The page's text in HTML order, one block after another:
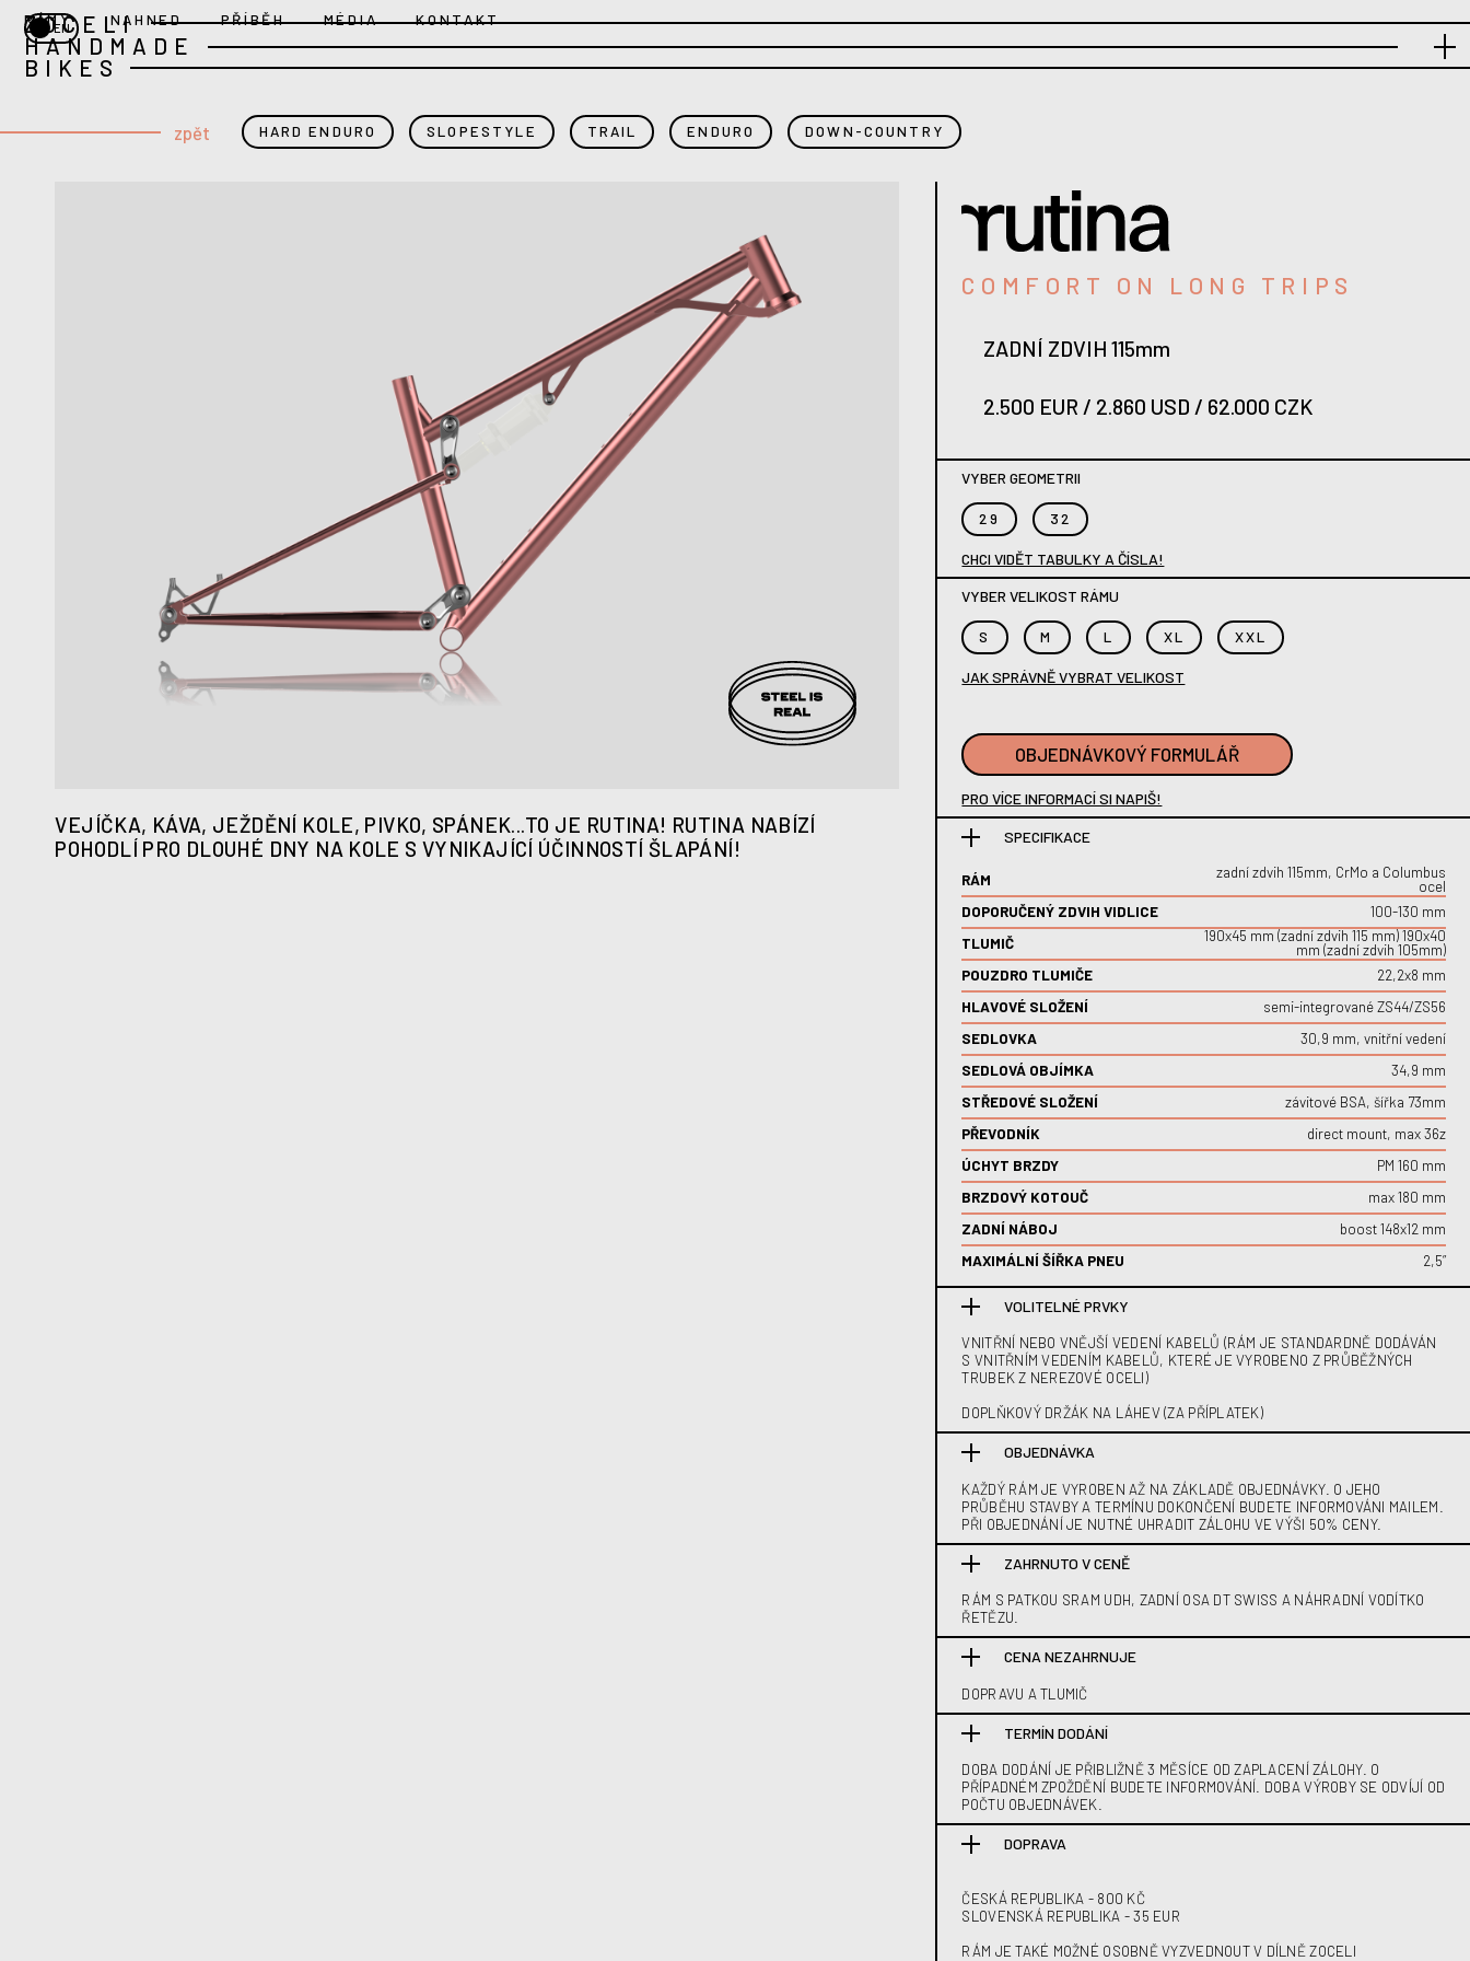
ZOCELI
HANDMADE
BIKES
RÁMY NAHNED PŘÍBĚH MÉDIA KONTAKT
EN
zpět HARD ENDURO SLOPESTYLE TRAIL ENDURO DOWN-COUNTRY
VEJÍČKA, KÁVA, JEŽDĚNÍ KOLE, PIVKO, SPÁNEK...TO JE RUTINA! RUTINA NABÍZÍ
POHODLÍ PRO DLOUHÉ DNY NA KOLE S VYNIKAJÍCÍ ÚČINNOSTÍ ŠLAPÁNÍ!
COMFORT ON LONG TRIPS
ZADNÍ ZDVIH 115mm
2.500 EUR / 2.860 USD / 62.000 CZK
VYBER GEOMETRII
29 32
CHCI VIDĚT TABULKY A ČÍSLA!
VYBER VELIKOST RÁMU
S M L XL XXL
JAK SPRÁVNĚ VYBRAT VELIKOST
OBJEDNÁVKOVÝ FORMULÁŘ
PRO VÍCE INFORMACÍ SI NAPIŠ!
SPECIFIKACE
RÁM
zadní zdvih 115mm, CrMo a Columbus
ocel
DOPORUČENÝ ZDVIH VIDLICE
100-130 mm
TLUMIČ
190x45 mm (zadní zdvih 115 mm) 190x40
mm (zadní zdvih 105mm)
POUZDRO TLUMIČE
22,2x8 mm
HLAVOVÉ SLOŽENÍ
semi-integrované ZS44/ZS56
SEDLOVKA
30,9 mm, vnitřní vedení
SEDLOVÁ OBJÍMKA
34,9 mm
STŘEDOVÉ SLOŽENÍ
závitové BSA, šířka 73mm
PŘEVODNÍK
direct mount, max 36z
ÚCHYT BRZDY
PM 160 mm
BRZDOVÝ KOTOUČ
max 180 mm
ZADNÍ NÁBOJ
boost 148x12 mm
MAXIMÁLNÍ ŠÍŘKA PNEU
2,5”
VOLITELNÉ PRVKY
VNITŘNÍ NEBO VNĚJŠÍ VEDENÍ KABELŮ (RÁM JE STANDARDNĚ DODÁVÁN
S VNITŘNÍM VEDENÍM KABELŮ, KTERÉ JE VYROBENO Z PRŮBĚŽNÝCH
TRUBEK Z NEREZOVÉ OCELI)
DOPLŇKOVÝ DRŽÁK NA LÁHEV (ZA PŘÍPLATEK)
OBJEDNÁVKA
KAŽDÝ RÁM JE VYROBEN AŽ NA ZÁKLADĚ OBJEDNÁVKY. O JEHO
PRŮBĚHU STAVBY A TERMÍNU DOKONČENÍ BUDETE INFORMOVÁNI MAILEM.
PŘI OBJEDNÁNÍ JE NUTNÉ UHRADIT ZÁLOHU VE VÝŠI 50% CENY.
ZAHRNUTO V CENĚ
RÁM S PATKOU SRAM UDH, ZADNÍ OSA DT SWISS A NÁHRADNÍ VODÍTKO
ŘETĚZU.
CENA NEZAHRNUJE
DOPRAVU A TLUMIČ
TERMÍN DODÁNÍ
DOBA DODÁNÍ JE PŘIBLIŽNĚ 3 MĚSÍCE OD ZAPLACENÍ ZÁLOHY. O
PŘÍPADNÉM ZPOŽDĚNÍ BUDETE INFORMOVÁNÍ. DOBA VÝROBY SE ODVÍJÍ OD
POČTU OBJEDNÁVEK.
DOPRAVA
ČESKÁ REPUBLIKA - 800 KČ
SLOVENSKÁ REPUBLIKA - 35 EUR
RÁM JE TAKÉ MOŽNÉ OSOBNĚ VYZVEDNOUT V DÍLNĚ ZOCELI